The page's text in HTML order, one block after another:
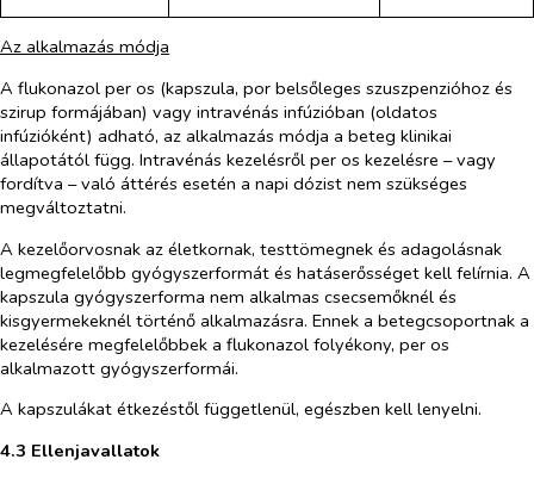
Az alkalmazás módja
A flukonazol per os (kapszula, por belsőleges szuszpenzióhoz és
szirup formájában) vagy intravénás infúzióban (oldatos
infúzióként) adható, az alkalmazás módja a beteg klinikai
állapotától függ. Intravénás kezelésről per os kezelésre – vagy
fordítva – való áttérés esetén a napi dózist nem szükséges
megváltoztatni.
A kezelőorvosnak az életkornak, testtömegnek és adagolásnak
legmegfelelőbb gyógyszerformát és hatáserősséget kell felírnia. A
kapszula gyógyszerforma nem alkalmas csecsemőknél és
kisgyermekeknél történő alkalmazásra. Ennek a betegcsoportnak a
kezelésére megfelelőbbek a flukonazol folyékony, per os
alkalmazott gyógyszerformái.
A kapszulákat étkezéstől függetlenül, egészben kell lenyelni.
4.3 Ellenjavallatok